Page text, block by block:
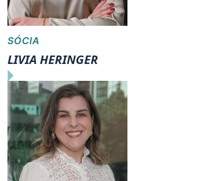
SÓCIA
LIVIA HERINGER